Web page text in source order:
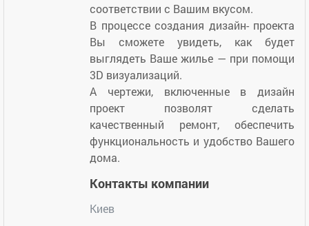
соответствии с Вашим вкусом.
В процессе создания дизайн- проекта
Вы сможете увидеть, как будет
выглядеть Ваше жилье — при помощи
3D визуализаций.
А чертежи, включенные в дизайн
проект позволят сделать
качественный ремонт, обеспечить
функциональность и удобство Вашего
дома.
Контакты компании
Киев